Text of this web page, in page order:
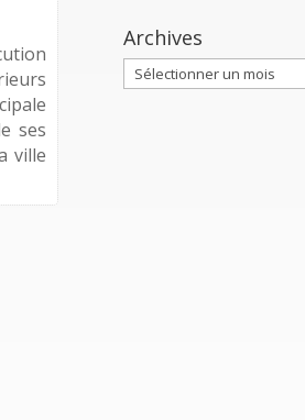
ses
ville
Archives
Archives